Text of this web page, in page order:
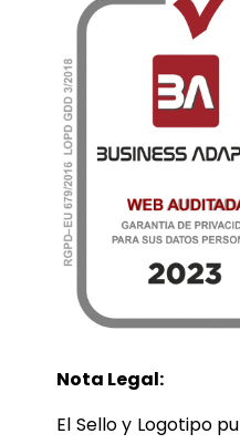
Nota Legal:
El Sello y Logotipo